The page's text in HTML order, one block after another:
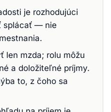
je rozhodujúci
splácať — nie
len mzda; rolu môžu
a doložiteľné príjmy.
to, z čoho sa